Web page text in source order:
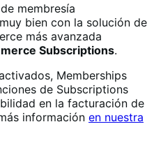
membresía
bien con la solución de
más avanzada
Subscriptions.
Memberships
de Subscriptions
en la facturación de
información en nuestra